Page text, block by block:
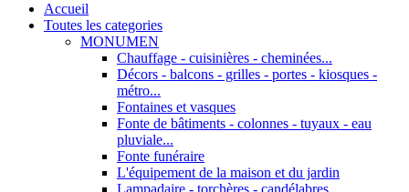
Accueil
Toutes les categories
MONUMEN
Chauffage - cuisinières - cheminées...
Décors - balcons - grilles - portes - kiosques -
métro...
Fontaines et vasques
Fonte de bâtiments - colonnes - tuyaux - eau
pluviale...
Fonte funéraire
L'équipement de la maison et du jardin
Lampadaire - torchères - candélabres